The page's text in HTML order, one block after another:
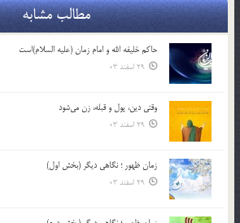
مطالب مشابه
حاکم خليفه الله و امام زمان (علیه السلام)است
29 اسفند 03
وقتی دین، پول و قبله، زن می‌شود
29 اسفند 03
زمان ظهور ؛ نگاهی دیگر (بخش اول)
29 اسفند 03